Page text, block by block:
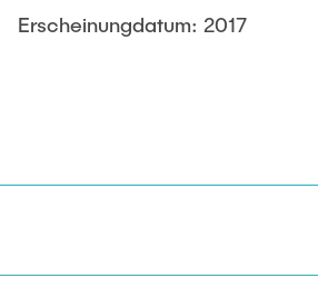
Erscheinungdatum: 2017